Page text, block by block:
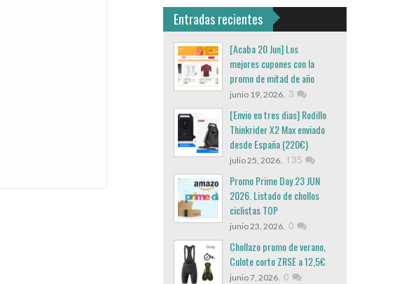
Entradas recientes
[Acaba 20 Jun] Los
mejores cupones con la
promo de mitad de año
junio 19, 2026, 3
[Envio en tres dias] Rodillo
Thinkrider X2 Max enviado
desde España (220€)
julio 25, 2026, 135
Promo Prime Day 23 JUN
2026. Listado de chollos
ciclistas TOP
junio 23, 2026, 0
Chollazo promo de verano,
Culote corto ZRSE a 12,5€
junio 7, 2026, 0